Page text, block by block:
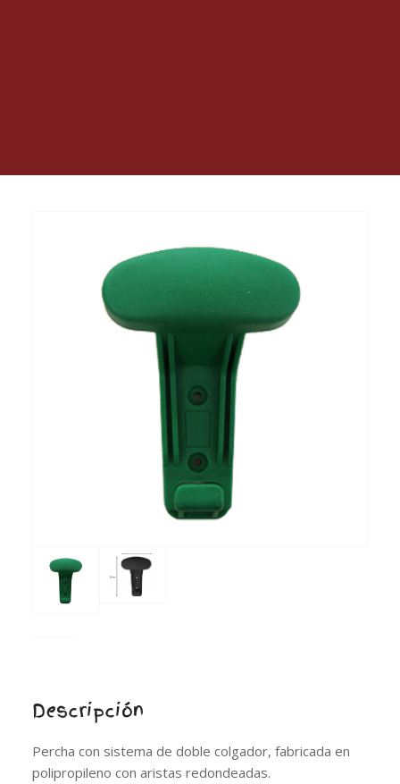
Descripción
Percha con sistema de doble colgador, fabricada en
polipropileno con aristas redondeadas.